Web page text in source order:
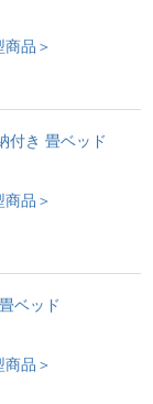
品＞
付き 畳ベッド
品＞
ベッド
品＞